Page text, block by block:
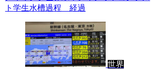
ト学生水槽過程 経過
世界